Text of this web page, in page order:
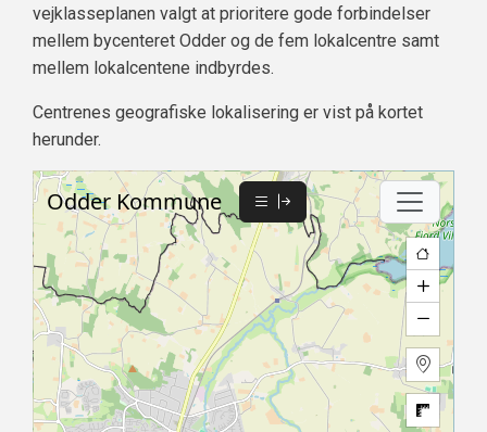
vejklasseplanen valgt at prioritere gode forbindelser
mellem bycenteret Odder og de fem lokalcentre samt
mellem lokalcentene indbyrdes.
Centrenes geografiske lokalisering er vist på kortet
herunder.